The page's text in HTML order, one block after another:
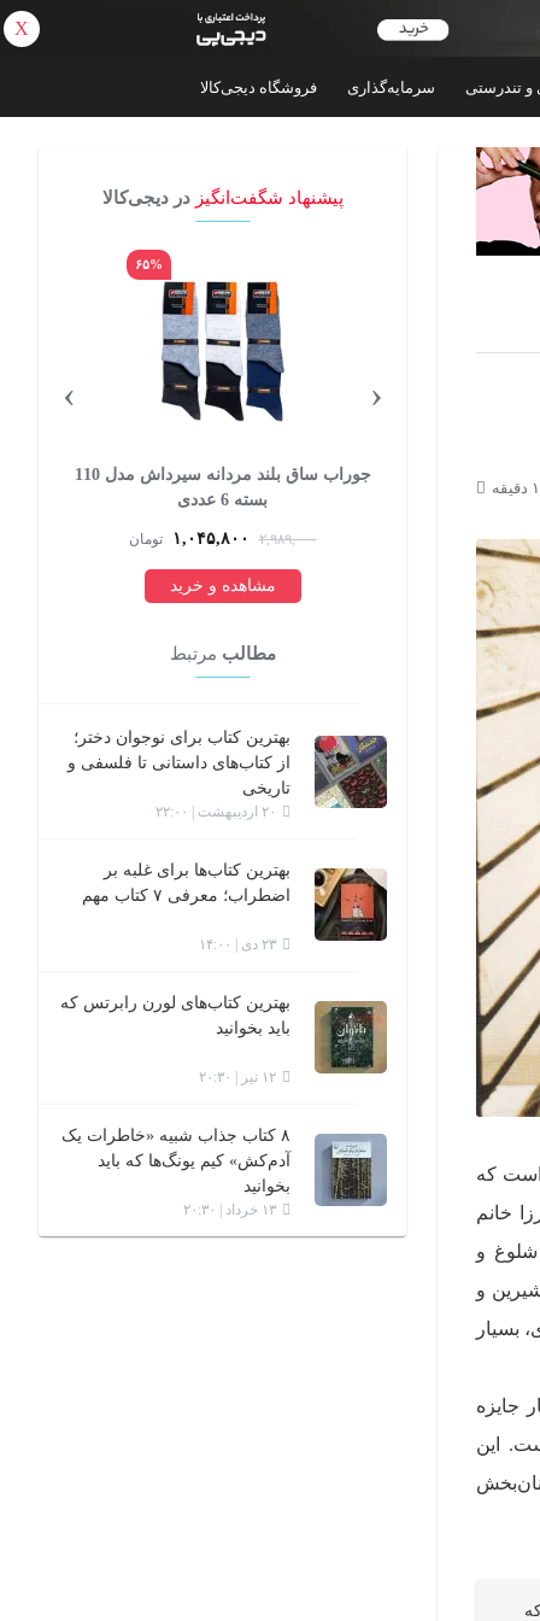
و تندرستی سرمایه‌گذاری فروشگاه دیجی‌کالا
است که
خانم
شلوغ و
و
بسیار
جایزه
این
پیشنهاد شگفت‌انگیز در دیجی‌کالا
تومان
۶۵%
جوراب ساق بلند مردانه سیرداش مدل 110
بسته 6 عددی
۲,۹۸۹,۰۰۰ ۱,۰۴۵,۸۰۰ تومان
مشاهده و خرید
‹
›
مطالب مرتبط
بهترین کتاب برای نوجوان دختر؛
از کتاب‌های داستانی تا فلسفی و
تاریخی
۲۰ اردیبهشت | ۲۲:۰۰
بهترین کتاب‌ها برای غلبه بر
اضطراب؛ معرفی ۷ کتاب مهم
۲۳ دی | ۱۴:۰۰
بهترین کتاب‌های لورن رابرتس که
باید بخوانید
۱۲ تیر | ۲۰:۳۰
۸ کتاب جذاب شبیه «خاطرات یک
آدم‌کش» کیم یونگ‌ها که باید
بخوانید
۱۳ خرداد | ۲۰:۳۰
X